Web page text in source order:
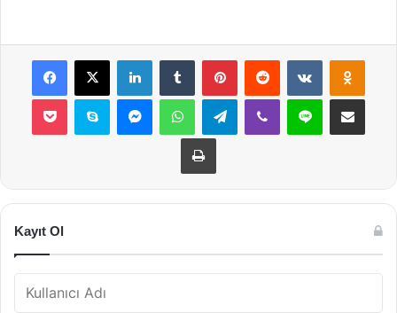
Facebook
X LinkedInTumblr PinterestReddit VKontakte
Pocket Skype MessengerWhatsAppTelegramViber Line E-Posta ile
Yazdır
Kayıt Ol